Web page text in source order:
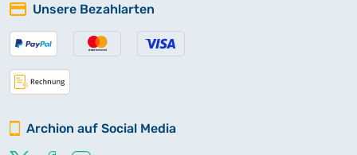
Unsere Bezahlarten
Archion auf Social Media